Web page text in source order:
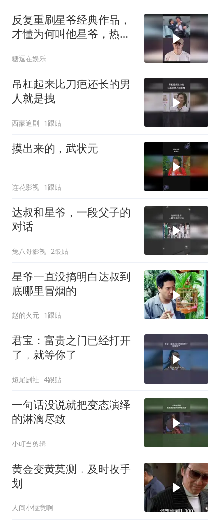
反复重刷星爷经典作品，
才懂为何叫他星爷，热血
糖逗在娱乐
吊杠起来比刀疤还长的男
人就是拽
西蒙追剧 1跟贴
摸出来的，武状元
连花影视 1跟贴
达叔和星爷，一段父子的
对话
兔八哥影视 2跟贴
星爷一直没搞明白达叔到
底哪里冒烟的
赵的火元 1跟贴
君宝：富贵之门已经打开
了，就等你了
短尾剧社 4跟贴
一句话没说就把变态演绎
的淋漓尽致
小叮当剪辑
黄金变黄莫测，及时收手
划
人间小惬意啊